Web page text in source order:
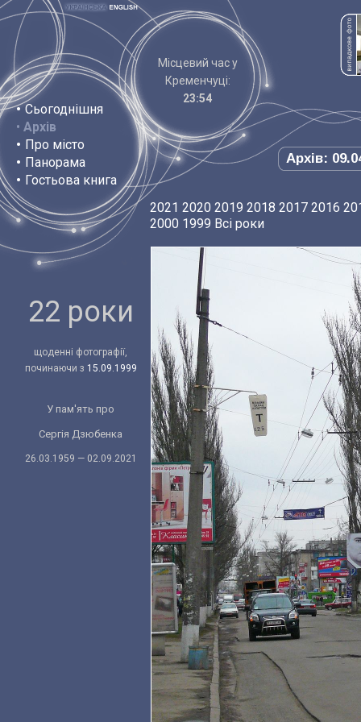
• Сьогоднішня
• Архів
• Про місто
• Панорама
• Гостьова книга
Місцевий час у
Кременчуці:
23:54
Архів:
22 роки
щоденні фотографії,
починаючи з 15.09.1999
У пам'ять про
Сергія Дзюбенка
26.03.1959 — 02.09.2021
2021 2020 2019 2018 2017 2016
2000 1999 Всі роки